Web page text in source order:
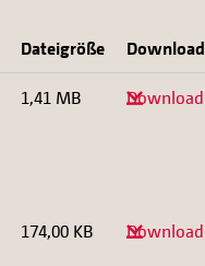
Dateigröße Download
1,41 MB Download
174,00 KB Download